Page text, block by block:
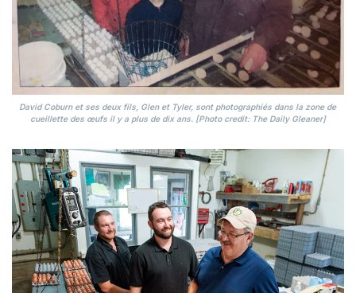
David Coburn et ses deux fils, Glen et Tyler, sont photographiés dans la zone de
cueillette des œufs il y a plus de dix ans. [Photo credit: The Daily Gleaner]